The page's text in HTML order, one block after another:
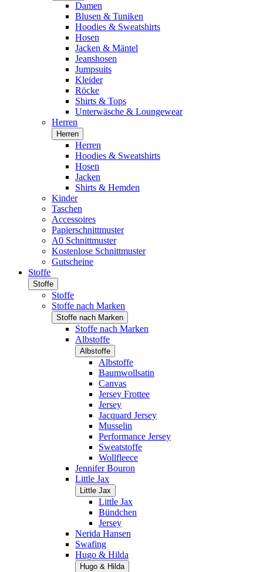
Damen
Blusen & Tuniken
Hoodies & Sweatshirts
Hosen
Jacken & Mäntel
Jeanshosen
Jumpsuits
Kleider
Röcke
Shirts & Tops
Unterwäsche & Loungewear
Herren
Herren
Herren
Hoodies & Sweatshirts
Hosen
Jacken
Shirts & Hemden
Kinder
Taschen
Accessoires
Papierschnittmuster
A0 Schnittmuster
Kostenlose Schnittmuster
Gutscheine
Stoffe
Stoffe
Stoffe
Stoffe nach Marken
Stoffe nach Marken
Stoffe nach Marken
Albstoffe
Albstoffe
Albstoffe
Baumwollsatin
Canvas
Jersey Frottee
Jersey
Jacquard Jersey
Musselin
Performance Jersey
Sweatstoffe
Wollfleece
Jennifer Bouron
Little Jax
Little Jax
Little Jax
Bündchen
Jersey
Nerida Hansen
Swafing
Hugo & Hilda
Hugo & Hilda